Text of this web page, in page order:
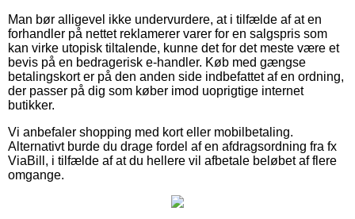
Man bør alligevel ikke undervurdere, at i tilfælde af at en
forhandler på nettet reklamerer varer for en salgspris som
kan virke utopisk tiltalende, kunne det for det meste være et
bevis på en bedragerisk e-handler. Køb med gængse
betalingskort er på den anden side indbefattet af en ordning,
der passer på dig som køber imod uoprigtige internet
butikker.
Vi anbefaler shopping med kort eller mobilbetaling.
Alternativt burde du drage fordel af en afdragsordning fra fx
ViaBill, i tilfælde af at du hellere vil afbetale beløbet af flere
omgange.